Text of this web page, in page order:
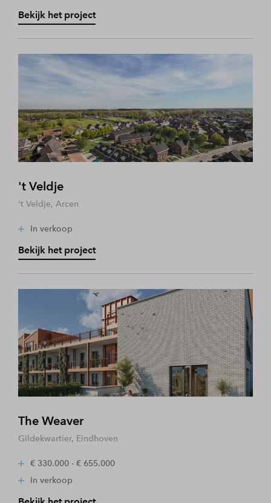
Bekijk het project
't Veldje
't Veldje, Arcen
In verkoop
Bekijk het project
The Weaver
Gildekwartier, Eindhoven
€ 330.000 - € 655.000
In verkoop